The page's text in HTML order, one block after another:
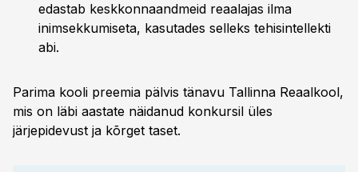
edastab keskkonnaandmeid reaalajas ilma
inimsekkumiseta, kasutades selleks tehisintellekti
abi.
Parima kooli preemia pälvis tänavu Tallinna Reaalkool,
mis on läbi aastate näidanud konkursil üles
järjepidevust ja kõrget taset.